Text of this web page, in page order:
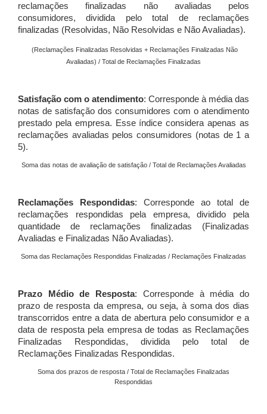
reclamações finalizadas não avaliadas pelos
consumidores, dividida pelo total de reclamações
finalizadas (Resolvidas, Não Resolvidas e Não Avaliadas).
(Reclamações Finalizadas Resolvidas + Reclamações Finalizadas Não
Avaliadas) / Total de Reclamações Finalizadas
Satisfação com o atendimento: Corresponde à média das
notas de satisfação dos consumidores com o atendimento
prestado pela empresa. Esse índice considera apenas as
reclamações avaliadas pelos consumidores (notas de 1 a
5).
Soma das notas de avaliação de satisfação / Total de Reclamações Avaliadas
Reclamações Respondidas: Corresponde ao total de
reclamações respondidas pela empresa, dividido pela
quantidade de reclamações finalizadas (Finalizadas
Avaliadas e Finalizadas Não Avaliadas).
Soma das Reclamações Respondidas Finalizadas / Reclamações Finalizadas
Prazo Médio de Resposta: Corresponde à média do
prazo de resposta da empresa, ou seja, à soma dos dias
transcorridos entre a data de abertura pelo consumidor e a
data de resposta pela empresa de todas as Reclamações
Finalizadas Respondidas, dividida pelo total de
Reclamações Finalizadas Respondidas.
Soma dos prazos de resposta / Total de Reclamações Finalizadas
Respondidas